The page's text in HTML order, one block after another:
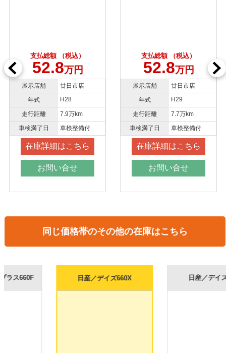
支払総額 （税込）
52.8万円
展示店舗
廿日市店
年式
H28
走行距離
7.9万km
車検満了日
車検整備付
在庫詳細はこちら
お問い合せ
支払総額 （税込）
52.8万円
展示店舗
廿日市店
年式
H29
走行距離
7.7万km
車検満了日
車検整備付
在庫詳細はこちら
お問い合せ
同じ価格帯のその他の在庫はこちら
日産／デイズ660X 日産／デイズ660X